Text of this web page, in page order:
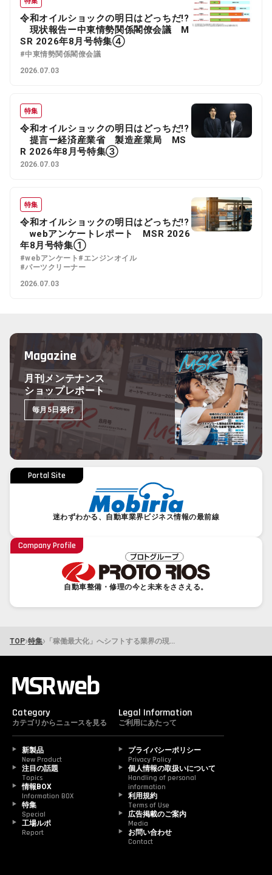
令和オイルショックの明日はどっちだ!?
現状報告ー中東情勢関係閣僚会議 M
SR 2026年8月号特集④
#中東情勢関係閣僚会議
2026.07.03
特集
令和オイルショックの明日はどっちだ!?
提言ー経済産業省 製造産業局 MS
R 2026年8月号特集③
2026.07.03
特集
令和オイルショックの明日はどっちだ!?
webアンケートレポート MSR 2026
年8月号特集①
#webアンケート #エンジンオイル
#パーツクリーナー
2026.07.03
Magazine
月刊メンテナンス
ショップレポート
毎月5日発行
Portal Site
迷わずわかる、自動車業界ビジネス情報の最前線
Company Profile
自動車整備・修理の今と未来をささえる。
TOP›特集› 「稼働最大化」へシフトする業界の現在地とジャパントラックショー2026 部品の仕入れから一気通貫を実現、DXの先のAI活用で人手不足解消のビジネスモデルを模索 MSR2026年6月号特集⑥
Category
カテゴリからニュースを見る
新製品
New Product
注目の話題
Topics
情報BOX
Information BOX
特集
Special
工場ルポ
Report
Legal Information
ご利用にあたって
プライバシーポリシー
Privacy Policy
個人情報の取扱いについて
Handling of personal
information
利用規約
Terms of Use
広告掲載のご案内
Media
お問い合わせ
Contact